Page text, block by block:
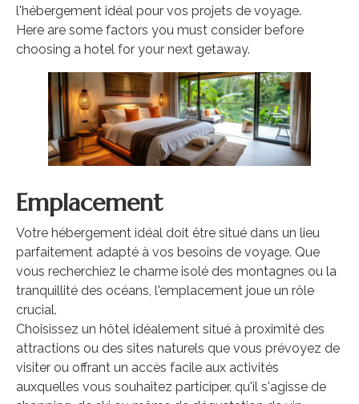
l'hébergement idéal pour vos projets de voyage.
Here are some factors you must consider before
choosing a hotel for your next getaway.
Emplacement
Votre hébergement idéal doit être situé dans un lieu
parfaitement adapté à vos besoins de voyage. Que
vous recherchiez le charme isolé des montagnes ou la
tranquillité des océans, l'emplacement joue un rôle
crucial.
Choisissez un hôtel idéalement situé à proximité des
attractions ou des sites naturels que vous prévoyez de
visiter ou offrant un accès facile aux activités
auxquelles vous souhaitez participer, qu'il s'agisse de